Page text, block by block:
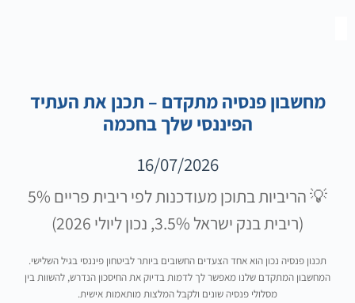
מחשבון פנסיה מתקדם – תכנן את העתיד
הפיננסי שלך בחכמה
16/07/2026
💡 הריביות בתוכן מעודכנות לפי ריבית פריים 5%
(ריבית בנק ישראל 3.5%, נכון ליולי 2026)
תכנון פנסיה נכון הוא אחד הצעדים החשובים ביותר לביטחון פיננסי בגיל השלישי.
המחשבון המתקדם שלנו מאפשר לך לדמות בדיוק את החיסכון הנדרש, להשוות בין
מסלולי פנסיה שונים ולקבל המלצות מותאמות אישית.